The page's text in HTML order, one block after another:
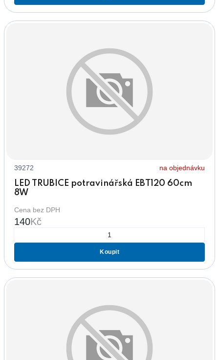
39272 na objednávku
LED TRUBICE potravinářská EBT120 60cm
8W
Cena bez DPH
140Kč
Koupit